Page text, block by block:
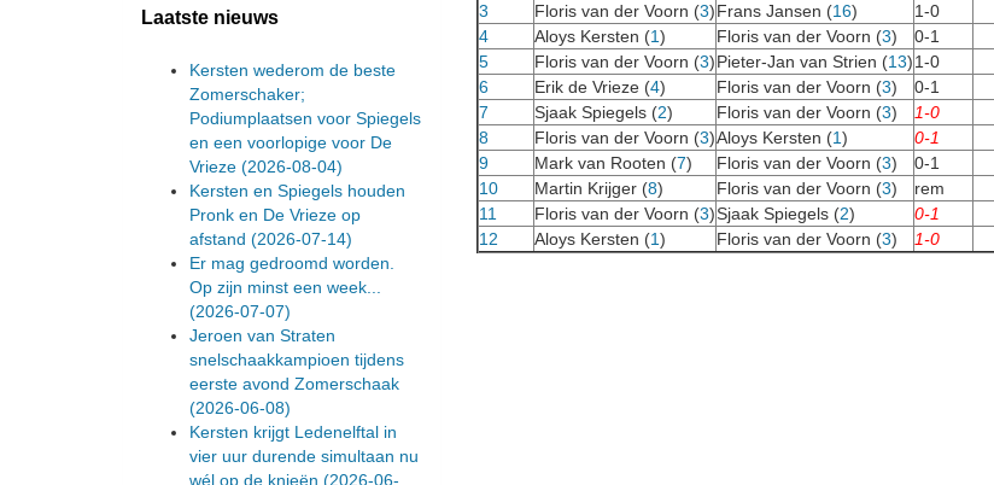
3
Floris van der Voorn (3)Frans Jansen (16) 1-0
4
Aloys Kersten (1) Floris van der Voorn (3) 0-1
5
Floris van der Voorn (3)Pieter-Jan van Strien (13)1-0
6
Erik de Vrieze (4) Floris van der Voorn (3) 0-1
7
Sjaak Spiegels (2) Floris van der Voorn (3) 1-0
8
Floris van der Voorn (3)Aloys Kersten (1) 0-1
9
Mark van Rooten (7) Floris van der Voorn (3) 0-1
10
Martin Krijger (8) Floris van der Voorn (3) rem
11
Floris van der Voorn (3)Sjaak Spiegels (2) 0-1
12
Aloys Kersten (1) Floris van der Voorn (3) 1-0
Laatste nieuws
Kersten wederom de beste
Zomerschaker;
Podiumplaatsen voor Spiegels
en een voorlopige voor De
Vrieze (2026-08-04)
Kersten en Spiegels houden
Pronk en De Vrieze op
afstand (2026-07-14)
Er mag gedroomd worden.
Op zijn minst een week...
(2026-07-07)
Jeroen van Straten
snelschaakkampioen tijdens
eerste avond Zomerschaak
(2026-06-08)
Kersten krijgt Ledenelftal in
vier uur durende simultaan nu
wél op de knieën (2026-06-